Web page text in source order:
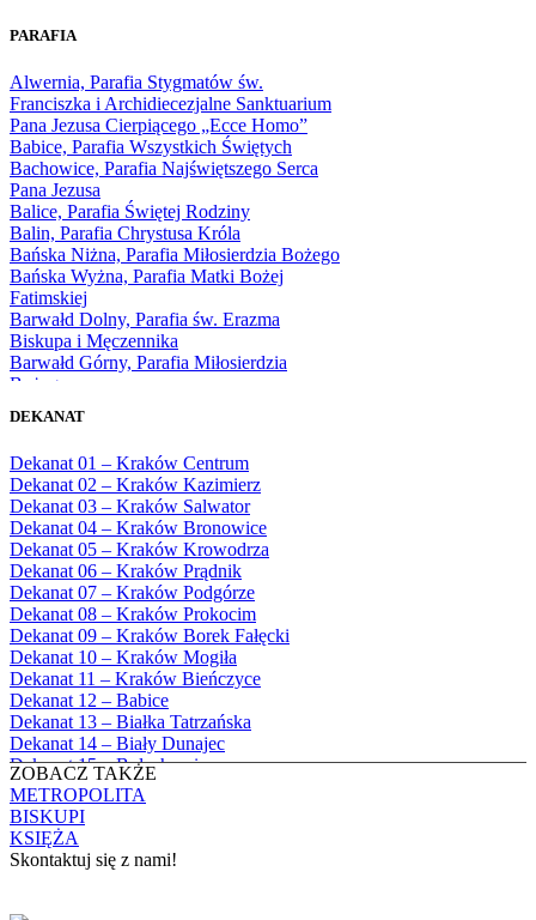
1966
1968
1969
1970
1971
1972
1973
1974
1975
1976
1977
1978
1979
1980
1981
1983
1985
1986
1987
1988
1989
1990
1991
1992
1993
1994
1995
1996
1997
1998
1999
2000
2001
2002
2003
2004
PARAFIA
Alwernia, Parafia Stygmatów św.
Franciszka i Archidiecezjalne Sanktuarium
Pana Jezusa Cierpiącego „Ecce Homo”
Babice, Parafia Wszystkich Świętych
Bachowice, Parafia Najświętszego Serca
Pana Jezusa
Balice, Parafia Świętej Rodziny
Balin, Parafia Chrystusa Króla
Bańska Niżna, Parafia Miłosierdzia Bożego
Bańska Wyżna, Parafia Matki Bożej
Fatimskiej
Barwałd Dolny, Parafia św. Erazma
Biskupa i Męczennika
Barwałd Górny, Parafia Miłosierdzia
Bożego
Bęczarka, Parafia Matki Boskiej
Będkowice, Parafia Najświętszej Maryi
Panny Królowej
Białka Górna, Parafia Matki Bożej
Królowej Rodzin
Białka Tatrzańska, Parafia Świętych
Apostołów Szymona i Judy Tadeusza
Biały Dunajec, Parafia Matki Bożej
Królowej Aniołów
Biały Kościół, Parafia św. Mikołaja
Bibice, Parafia Matki Bożej Nieustającej
Pomocy
Bieńkówka, Parafia Przenajświętszej Trójcy
Biertowice, Parafia Matki Bożej
Różańcowej
Biórków Wielki, Parafia Wniebowzięcia
NMP
Biskupice, Parafia św. Marcina
Bobrek, Parafia Przenajświętszej Trójcy
Bodzanów, Parafia Świętych Apostołów
DEKANAT
Dekanat 01 – Kraków Centrum
Dekanat 02 – Kraków Kazimierz
Dekanat 03 – Kraków Salwator
Dekanat 04 – Kraków Bronowice
Dekanat 05 – Kraków Krowodrza
Dekanat 06 – Kraków Prądnik
Dekanat 07 – Kraków Podgórze
Dekanat 08 – Kraków Prokocim
Dekanat 09 – Kraków Borek Fałęcki
Dekanat 10 – Kraków Mogiła
Dekanat 11 – Kraków Bieńczyce
Dekanat 12 – Babice
Dekanat 13 – Białka Tatrzańska
Dekanat 14 – Biały Dunajec
Dekanat 15 – Bolechowice
Dekanat 16 – Chrzanów
Dekanat 17 – Czarny Dunajec
Dekanat 18 – Czernichów
Dekanat 19 – Dobczyce
Dekanat 20 – Jabłonka
ZOBACZ TAKŻE
METROPOLITA
BISKUPI
KSIĘŻA
Skontaktuj się z nami!